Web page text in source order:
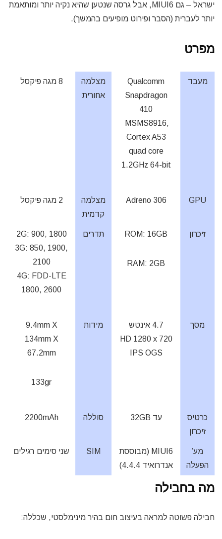
ישראל – גם MIUI6, אבל גרסה שנטען שהיא נקיה יותר ומותאמת
יותר לעברית (הסבר ופירוט מופיעים בהמשך).
מפרט
מעבד
Qualcomm
Snapdragon
410
MSMS8916,
Cortex A53
quad core
1.2GHz 64-bit
מצלמה
אחורית
8 מגה פיקסל
GPU
Adreno 306
מצלמה
קדמית
2 מגה פיקסל
זיכרון ROM: 16GB
RAM: 2GB
תדרים
2G: 900, 1800
3G: 850, 1900,
2100
4G: FDD-LTE
1800, 2600
מסך
4.7 אינטש
HD 1280 x 720
IPS OGS
מידות
9.4mm X
134mm X
67.2mm
133gr
כרטיס
זיכרון
עד 32GB סוללה 2200mAh
מע’
הפעלה
MIUI6 (מבוססת
אנדרואיד 4.4.4)
SIM שני סימים רגילים
מה בחבילה
חבילה פשוטה למראה בעיצוב חום בהיר מינימלסטי, שכללה: